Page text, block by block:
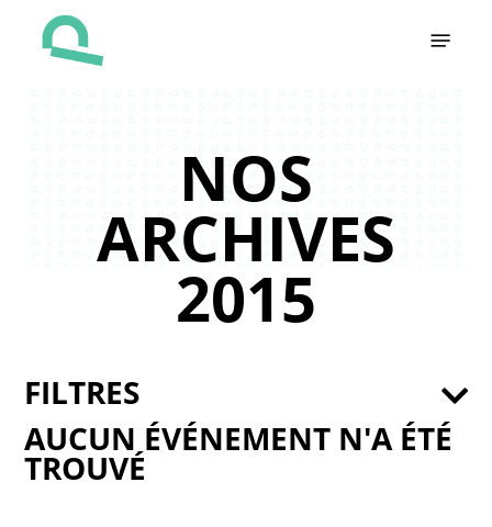
NOS
ARCHIVES
2015
AUCUN ÉVÉNEMENT N'A ÉTÉ
TROUVÉ
FILTRES